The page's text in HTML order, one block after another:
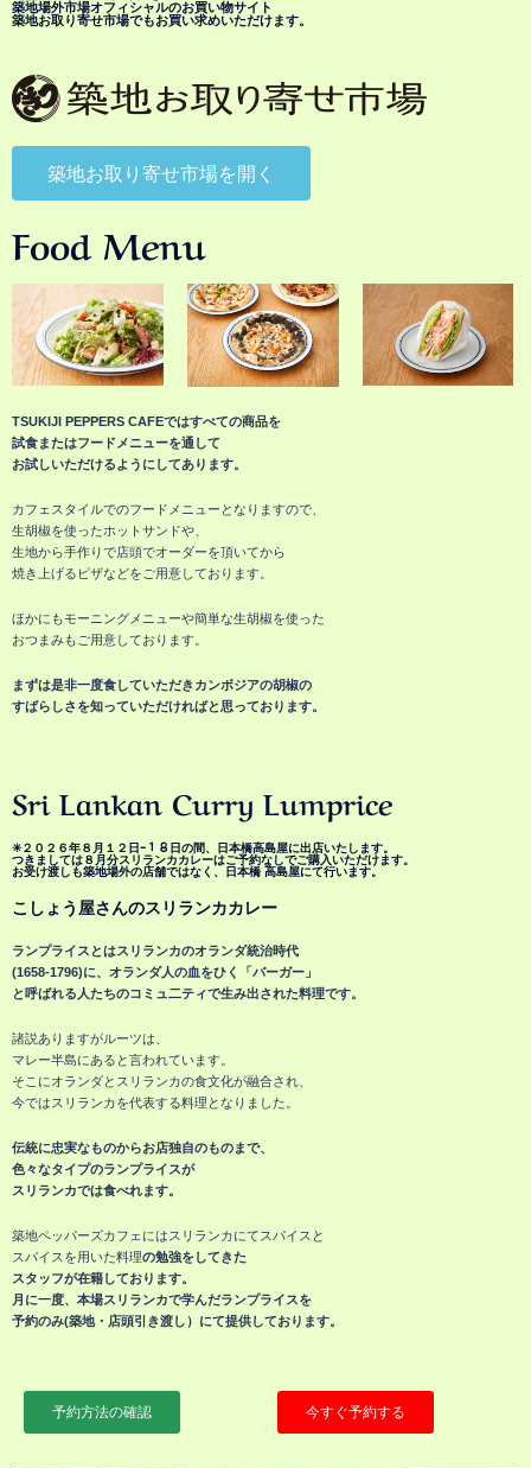
築地場外市場オフィシャルのお買い物サイト
築地お取り寄せ市場でもお買い求めいただけます。
築地お取り寄せ市場を開く
Food Menu
TSUKIJI PEPPERS CAFEではすべての商品を
試食またはフードメニューを通して
お試しいただけるようにしてあります。
カフェスタイルでのフードメニューとなりますので、
生胡椒を使ったホットサンドや、
生地から手作りで店頭でオーダーを頂いてから
焼き上げるピザなどをご用意しております。
ほかにもモーニングメニューや簡単な生胡椒を使った
おつまみもご用意しております。
まずは是非一度食していただきカンボジアの胡椒の
すばらしさを知っていただければと思っております。
Sri Lankan Curry Lumprice
✳︎２０２６年８月１２日ｰ１８日の間、日本橋高島屋に出店いたします。
つきましては８月分スリランカカレーはご予約なしでご購入いただけます。
お受け渡しも築地場外の店舗ではなく、日本橋 高島屋にて行います。
こしょう屋さんのスリランカカレー
ランプライスとはスリランカのオランダ統治時代
(1658-1796)に、オランダ人の血をひく「バーガー」
と呼ばれる人たちのコミュ二ティで生み出された料理です。
諸説ありますがルーツは、
マレー半島にあると言われています。
そこにオランダとスリランカの食文化が融合され、
今ではスリランカを代表する料理となりました。
伝統に忠実なものからお店独自のものまで、
色々なタイプのランプライスが
スリランカでは食べれます。
築地ペッパーズカフェにはスリランカにてスパイスと
スパイスを用いた料理の勉強をしてきた
スタッフが在籍しております。
月に一度、本場スリランカで学んだランプライスを
予約のみ(築地・店頭引き渡し） にて提供しております。
予約方法の確認 今すぐ予約する